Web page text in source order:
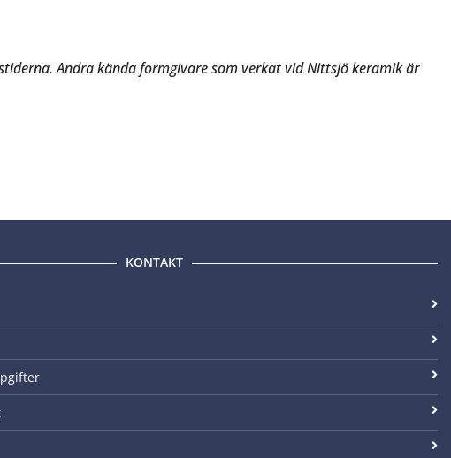
Andra kända formgivare som verkat vid Nittsjö keramik är
KONTAKT